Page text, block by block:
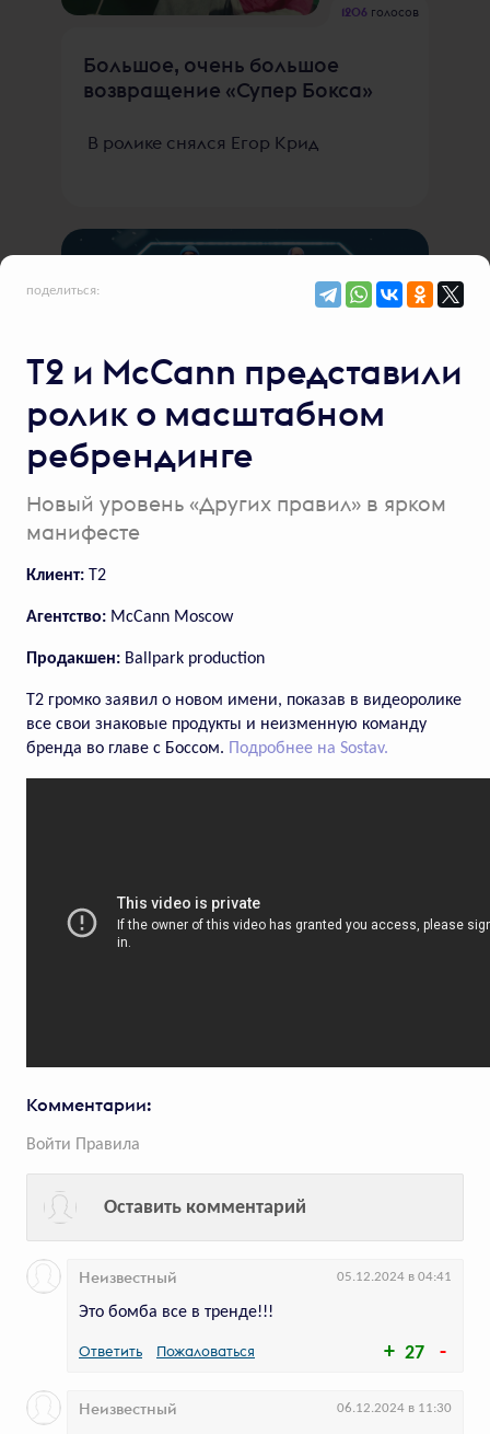
поделиться:
Т2 и McCann представили
ролик о масштабном
ребрендинге
Новый уровень «Других правил» в ярком
манифесте
Клиент: T2
Агентство: McCann Moscow
Продакшен: Ballpark production
Т2 громко заявил о новом имени, показав в видеоролике
все свои знаковые продукты и неизменную команду
бренда во главе с Боссом.
Подробнее на Sostav.
Комментарии:
Войти Правила
Оставить комментарий
27
Это бомба все в тренде!!!
Неизвестный 05.12.2024 в 04:41
Ответить Пожаловаться
Неизвестный 06.12.2024 в 11:30
1206голосов
Большое, очень большое
возвращение «Супер Бокса»
В ролике снялся Егор Крид
OMODA C5 Trendy Red: ролик
от Proximity Media
План продаж удалось
предпринимательства
Потому что патио: «Восход»